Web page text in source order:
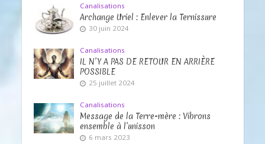
Canalisations
Archange Uriel : Enlever la Ternissure
30 juin 2024
Canalisations
IL N’Y A PAS DE RETOUR EN ARRIÈRE
POSSIBLE
25 juillet 2024
Canalisations
Message de la Terre-mère : Vibrons
ensemble à l’unisson
6 mars 2023